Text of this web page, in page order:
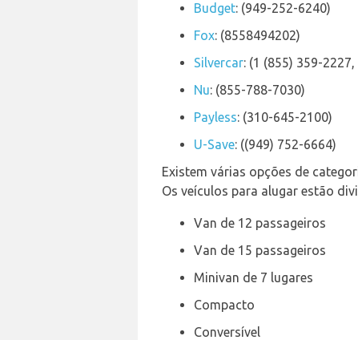
Budget: (949-252-6240)
Fox: (8558494202)
Silvercar: (1 (855) 359-
Nu: (855-788-7030)
Payless: (310-645-2100)
U-Save: ((949) 752-6664)
Existem várias opções de
Os veículos para alugar estão
Van de 12 passageiros
Van de 15 passageiros
Minivan de 7 lugares
Compacto
Conversível